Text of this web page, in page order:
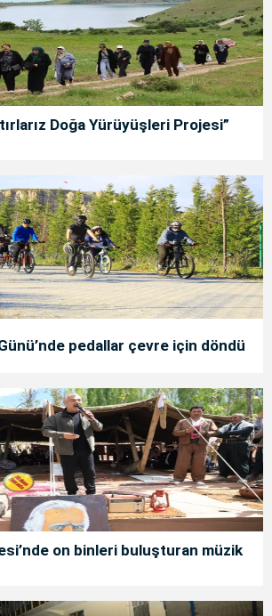
Doğa Yürüyüşleri Projesi”
pedallar çevre için döndü
on binleri buluşturan müzik